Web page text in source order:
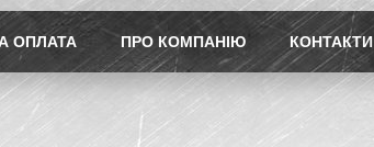
ОПЛАТА ПРО КОМПАНІЮ КОНТАКТИ